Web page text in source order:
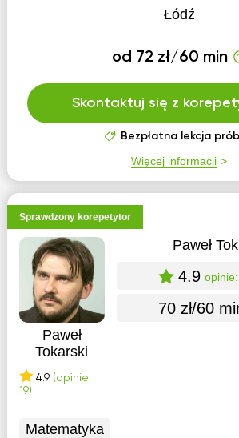
Łódź
od 72 zł/60 min
Skontaktuj się z
Bezpłatna lekcja
Więcej informacji
Sprawdzony korepetytor
Paweł
Tokarski
4.9 (opinie:
19)
Paweł
4.9
70 zł/60
Matematyka